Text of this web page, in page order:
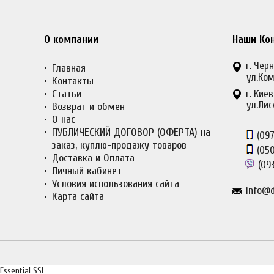
О компании
Главная
Контакты
Статьи
Возврат и обмен
О нас
ПУБЛИЧЕСКИЙ ДОГОВОР (ОФЕРТА) на
заказ, куплю-продажу товаров
Доставка и Оплата
Личный кабинет
Условия использования сайта
Карта сайта
Наши
г.
г.
Essential SSL